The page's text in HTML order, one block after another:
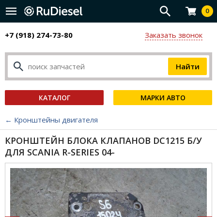
0
+7 (918) 274-73-80 Заказать звонок
КАТАЛОГ МАРКИ АВТО
← Кронштейны двигателя
КРОНШТЕЙН БЛОКА КЛАПАНОВ DC1215 Б/У
ДЛЯ SCANIA R-SERIES 04-